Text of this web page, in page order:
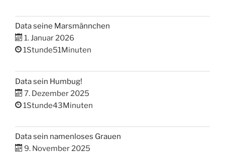
Data seine Marsmännchen
1. Januar 2026
1Stunde51Minuten
Data sein Humbug!
7. Dezember 2025
1Stunde43Minuten
Data sein namenloses Grauen
9. November 2025